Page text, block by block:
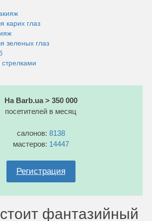
карих глаз
зеленых глаз
На Barb.ua > 350 000
посетителей в месяц
салонов: 8138
мастеров: 14447
Регистрация
фантазийный